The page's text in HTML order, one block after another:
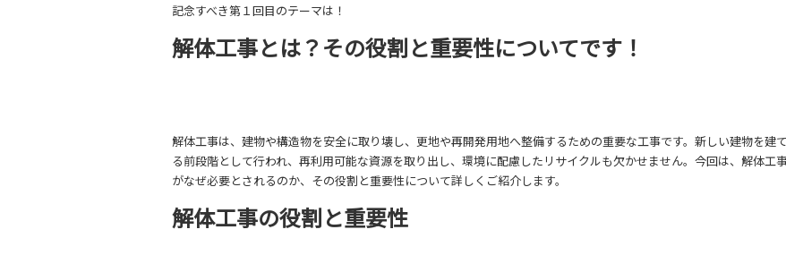
記念すべき第１回目のテーマは！
解体工事とは？その役割と重要性についてです！
解体工事は、建物や構造物を安全に取り壊し、更地や再開発用地へ整備するための重要な工事です。新しい建物を建て
る前段階として行われ、再利用可能な資源を取り出し、環境に配慮したリサイクルも欠かせません。今回は、解体工
がなぜ必要とされるのか、その役割と重要性について詳しくご紹介します。
解体工事の役割と重要性